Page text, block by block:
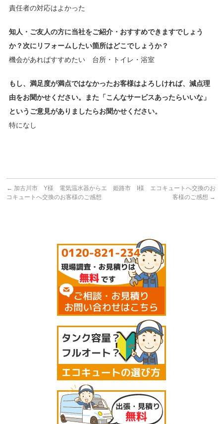
責任者の対応はよかった
知人・ご友人の方に当社をご紹介・おすすめできますでしょう
か？次にリフォームしたい箇所はどこでしょうか？
機会があればすすめたい 台所・トイレ・浴室
もし、満足度が満点ではなかったお客様はよろしければ、減点理
由をお聞かせください。また「こんなサービスあったらいいな」
というご意見がありましたらお聞かせください。
特になし
← 加古川市 Y様 電気温水器からエ
コキュートへ交換のお客様のご感想
姫路市 I様 エコキュートへ交換のお
客様のご感想 →